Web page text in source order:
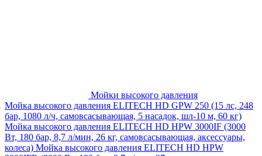
Мойки высокого давления
Мойка высокого давления ELITECH HD GPW 250 (15 лс, 248
бар, 1080 л/ч, самовсасывающая, 5 насадок, шл-10 м, 60 кг)
Мойка высокого давления ELITECH HD HPW 3000IF (3000
Вт, 180 бар, 8,7 л/мин, 26 кг, самовсасывающая, аксессуары,
колеса) Мойка высокого давления ELITECH HD HPW